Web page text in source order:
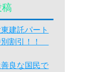
建託パート
別割引！！
良な国民で